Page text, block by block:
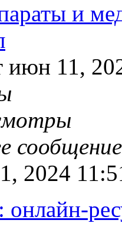
и
июн 11,
2024
онлайн-